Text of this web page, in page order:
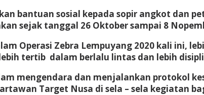
bantuan sosial kepada sopir angkot dan
sejak tanggal 26 Oktober sampai 8
Operasi Zebra Lempuyang 2020 kali ini,
tertib dalam berlalu lintas dan lebih
mengendara dan menjalankan protokol
Target Nusa di sela – sela kegiatan